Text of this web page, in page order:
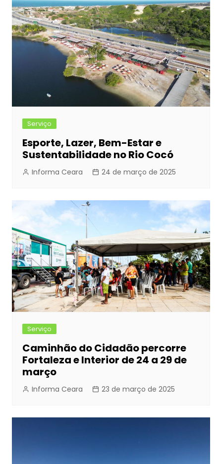
Serviço
Esporte, Lazer, Bem-Estar e
Sustentabilidade no Rio Cocó
Informa Ceara 24 de março de 2025
Serviço
Caminhão do Cidadão percorre
Fortaleza e Interior de 24 a 29 de
março
Informa Ceara 23 de março de 2025